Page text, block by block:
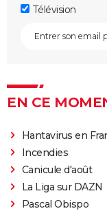
"Babylon" :
Almodóvar ? Ce
The Whale
est-il inspiré
Le Parrain
Télévision
EN CE
Hantavirus en
Incendies
Canicule d'août
La Liga sur DAZN
Pascal Obispo